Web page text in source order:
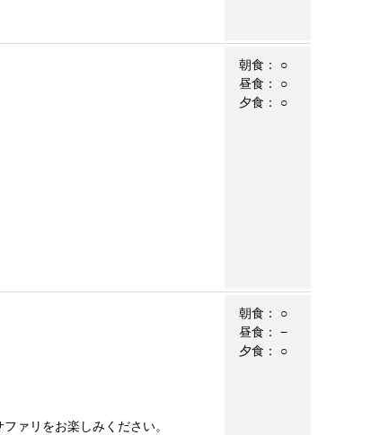
朝食：
○
昼食：
○
夕食：
○
ァリをお楽しみください。
朝食：
○
昼食：
−
夕食：
○